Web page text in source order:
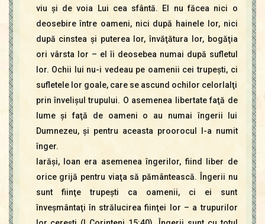
viu şi de voia Lui cea sfântă. El nu făcea nici o
deosebire între oameni, nici după hainele lor, nici
după cinstea şi puterea lor, învăţătura lor, bogăţia
ori vârsta lor – el îi deosebea numai după sufletul
lor. Ochii lui nu-i vedeau pe oamenii cei trupeşti, ci
sufletele lor goale, care se ascund ochilor celorlalţi
prin învelişul trupului. O asemenea libertate faţă de
lume şi faţă de oameni o au numai îngerii lui
Dumnezeu, şi pentru aceasta proorocul l-a numit
înger.
Iarăşi, Ioan era asemenea îngerilor, fiind liber de
orice grijă pentru viaţa să pământească. Îngerii nu
sunt fiinţe trupeşti ca oamenii, ci ei sunt
înveşmântaţi în strălucirea fiinţei lor – a trupurilor